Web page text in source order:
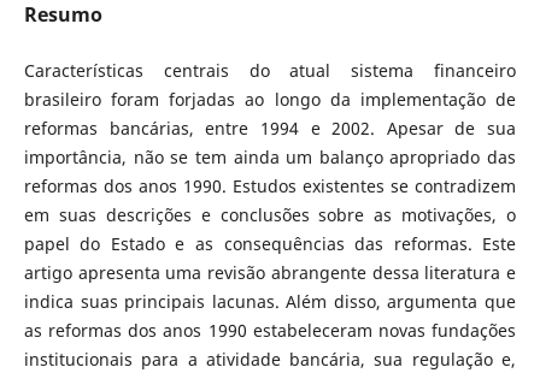
Resumo
Características centrais do atual sistema financeiro
brasileiro foram forjadas ao longo da implementação de
reformas bancárias, entre 1994 e 2002. Apesar de sua
importância, não se tem ainda um balanço apropriado das
reformas dos anos 1990. Estudos existentes se contradizem
em suas descrições e conclusões sobre as motivações, o
papel do Estado e as consequências das reformas. Este
artigo apresenta uma revisão abrangente dessa literatura e
indica suas principais lacunas. Além disso, argumenta que
as reformas dos anos 1990 estabeleceram novas fundações
institucionais para a atividade bancária, sua regulação e,